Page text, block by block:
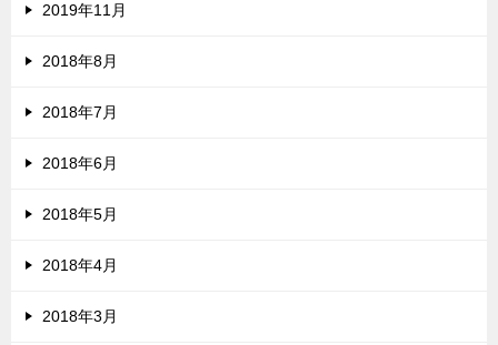
2019年11月
2018年8月
2018年7月
2018年6月
2018年5月
2018年4月
2018年3月